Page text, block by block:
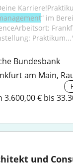
“ im
Bundesbank
am Main,
3.600,00 € bis